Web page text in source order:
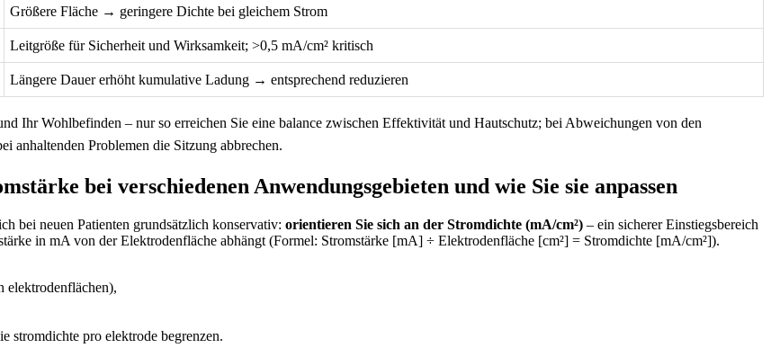
Größere Fläche → geringere Dichte bei gleichem⁢ Strom
Leitgröße für Sicherheit und Wirksamkeit; >0,5 mA/cm² kritisch
Längere⁢ Dauer erhöht kumulative Ladung → entsprechend reduzieren
Ihr Wohlbefinden – nur so erreichen Sie eine balance zwischen Effektivität und Hautschutz; ​bei Abweichungen von den
anhaltenden Problemen die Sitzung abbrechen.
bei verschiedenen Anwendungsgebieten und wie ⁢Sie sie‍ anpassen
bei neuen Patienten grundsätzlich‍ konservativ: orientieren ⁢Sie sich an der Stromdichte (mA/cm²) – ein sicherer Einstiegsbereich
in mA ‌von der ‍Elektrodenfläche abhängt⁢ (Formel: Stromstärke [mA] ÷ Elektrodenfläche [cm²] = Stromdichte [mA/cm²]).
elektrodenflächen),
stromdichte pro elektrode begrenzen.